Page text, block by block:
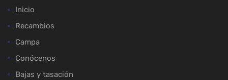
Inicio
Recambios
Campa
Conócenos
Bajas y tasación